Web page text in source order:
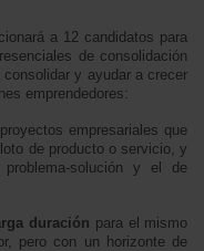
a 12 candidatos para
de consolidación
y ayudar a crecer
emprendedores:
empresariales que
de producto o servicio, y
solución y el de
duración para el mismo
pero con un horizonte de